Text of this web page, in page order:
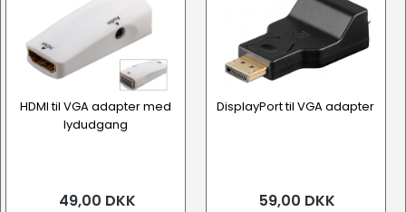
HDMI til VGA adapter med
lydudgang
49,00 DKK
DisplayPort til VGA adapter
59,00 DKK